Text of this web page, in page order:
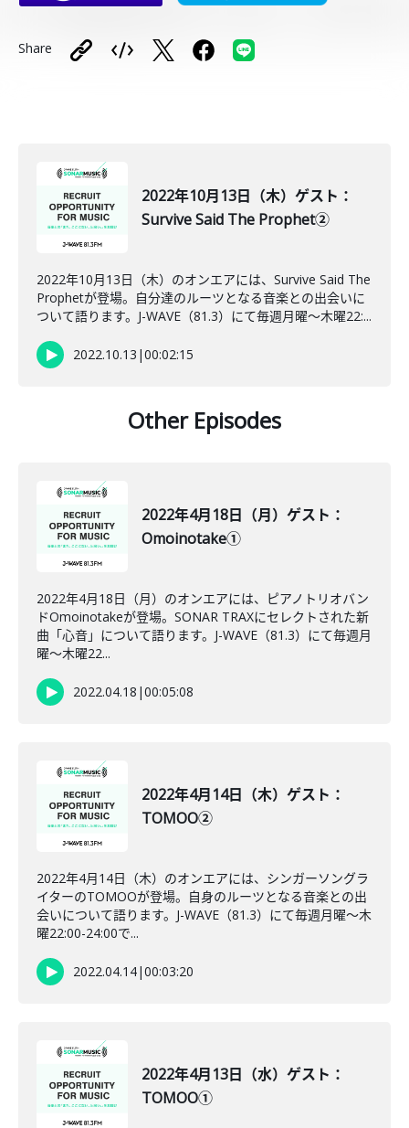
Share
2022年10月13日（木）ゲスト：
Survive Said The Prophet②
2022年10月13日（木）のオンエアには、Survive Said The
Prophetが登場。自分達のルーツとなる音楽との出会いに
ついて語ります。J-WAVE（81.3）にて毎週月曜～木曜22:...
2022.10.13 |00:02:15
Other Episodes
2022年4月18日（月）ゲスト：
Omoinotake①
2022年4月18日（月）のオンエアには、ピアノトリオバン
ドOmoinotakeが登場。SONAR TRAXにセレクトされた新
曲「心音」について語ります。J-WAVE（81.3）にて毎週月
曜～木曜22...
2022.04.18 |00:05:08
2022年4月14日（木）ゲスト：
TOMOO②
2022年4月14日（木）のオンエアには、シンガーソングラ
イターのTOMOOが登場。自身のルーツとなる音楽との出
会いについて語ります。J-WAVE（81.3）にて毎週月曜～木
曜22:00-24:00で...
2022.04.14|00:03:20
2022年4月13日（水）ゲスト：
TOMOO①